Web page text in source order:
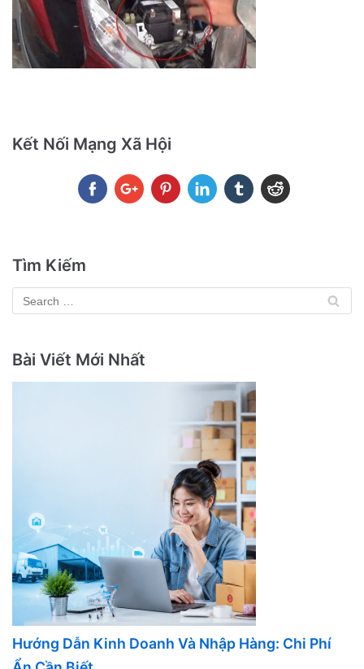
Kết Nối Mạng Xã Hội
Tìm Kiếm
Bài Viết Mới Nhất
Hướng Dẫn Kinh Doanh Và Nhập Hàng: Chi Phí